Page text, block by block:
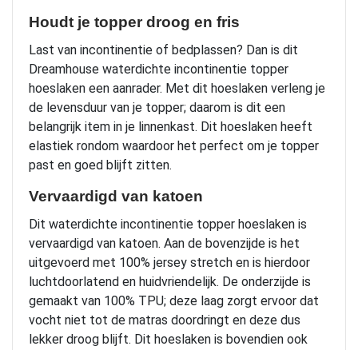
Houdt je topper droog en fris
Last van incontinentie of bedplassen? Dan is dit
Dreamhouse waterdichte incontinentie topper
hoeslaken een aanrader. Met dit hoeslaken verleng je
de levensduur van je topper; daarom is dit een
belangrijk item in je linnenkast. Dit hoeslaken heeft
elastiek rondom waardoor het perfect om je topper
past en goed blijft zitten.
Vervaardigd van katoen
Dit waterdichte incontinentie topper hoeslaken is
vervaardigd van katoen. Aan de bovenzijde is het
uitgevoerd met 100% jersey stretch en is hierdoor
luchtdoorlatend en huidvriendelijk. De onderzijde is
gemaakt van 100% TPU; deze laag zorgt ervoor dat
vocht niet tot de matras doordringt en deze dus
lekker droog blijft. Dit hoeslaken is bovendien ook